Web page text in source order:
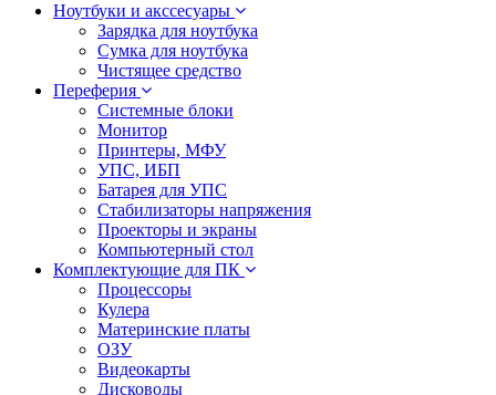
Ноутбуки и акссесуары
Зарядка для ноутбука
Сумка для ноутбука
Чистящее средство
Переферия
Системные блоки
Монитор
Принтеры, МФУ
УПС, ИБП
Батарея для УПС
Стабилизаторы напряжения
Проекторы и экраны
Компьютерный стол
Комплектующие для ПК
Процессоры
Кулера
Материнские платы
ОЗУ
Видеокарты
Дисководы